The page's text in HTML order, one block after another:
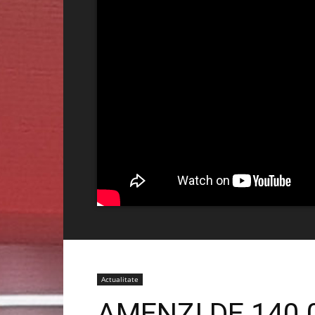
Actualitate